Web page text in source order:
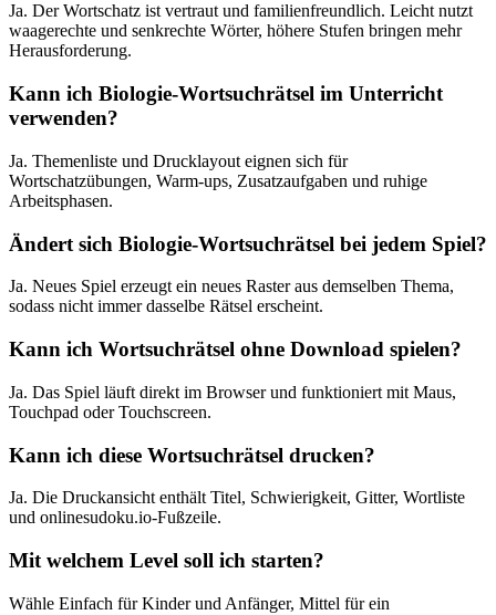
Ja. Der Wortschatz ist vertraut und familienfreundlich. Leicht nutzt
waagerechte und senkrechte Wörter, höhere Stufen bringen mehr
Herausforderung.
Kann ich Biologie-Wortsuchrätsel im Unterricht
verwenden?
Ja. Themenliste und Drucklayout eignen sich für
Wortschatzübungen, Warm-ups, Zusatzaufgaben und ruhige
Arbeitsphasen.
Ändert sich Biologie-Wortsuchrätsel bei jedem Spiel?
Ja. Neues Spiel erzeugt ein neues Raster aus demselben Thema,
sodass nicht immer dasselbe Rätsel erscheint.
Kann ich Wortsuchrätsel ohne Download spielen?
Ja. Das Spiel läuft direkt im Browser und funktioniert mit Maus,
Touchpad oder Touchscreen.
Kann ich diese Wortsuchrätsel drucken?
Ja. Die Druckansicht enthält Titel, Schwierigkeit, Gitter, Wortliste
und onlinesudoku.io-Fußzeile.
Mit welchem Level soll ich starten?
Wähle Einfach für Kinder und Anfänger, Mittel für ein